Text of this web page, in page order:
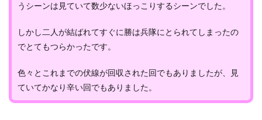
うシーンは見ていて数少ないほっこりするシーンでした。
しかし二人が結ばれてすぐに勝は兵隊にとられてしまったの
でとてもつらかったです。
色々とこれまでの伏線が回収された回でもありましたが、見
ていてかなり辛い回でもありました。